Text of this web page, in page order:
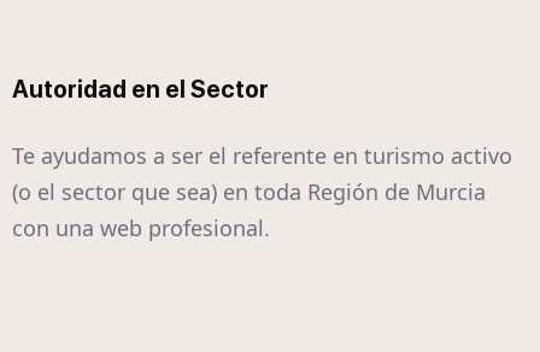
Autoridad en el Sector
Te ayudamos a ser el referente en turismo activo
(o el sector que sea) en toda Región de Murcia
con una web profesional.